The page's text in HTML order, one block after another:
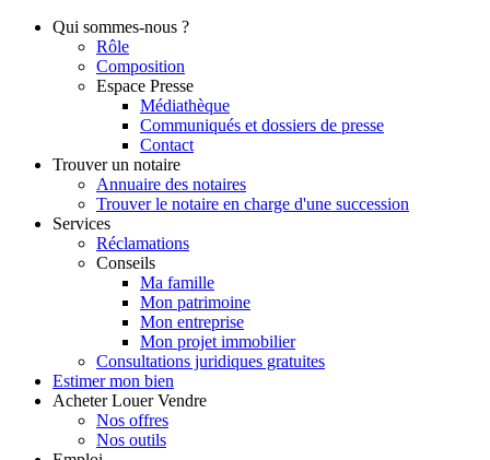
Qui sommes-nous ?
Rôle
Composition
Espace Presse
Médiathèque
Communiqués et dossiers de presse
Contact
Trouver un notaire
Annuaire des notaires
Trouver le notaire en charge d'une succession
Services
Réclamations
Conseils
Ma famille
Mon patrimoine
Mon entreprise
Mon projet immobilier
Consultations juridiques gratuites
Estimer mon bien
Acheter Louer Vendre
Nos offres
Nos outils